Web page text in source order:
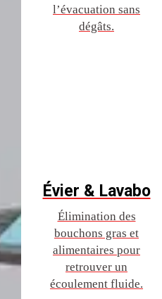
l’évacuation sans
dégâts.
Évier & Lavabo
Élimination des
bouchons gras et
alimentaires pour
retrouver un
écoulement fluide.